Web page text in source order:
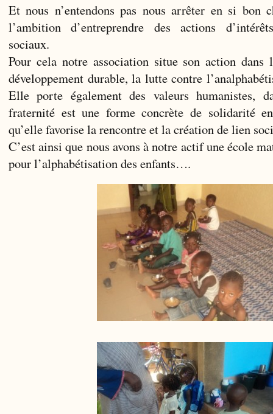
Et nous n’entendons pas nous arrêter en si bon
l’ambition d’entreprendre des actions
sociaux.
Pour cela notre association situe son action dans
développement durable, la lutte contre
Elle porte également des valeurs humanistes,
fraternité est une forme concrète de solidarité
qu’elle favorise la rencontre et la création de lien
C’est ainsi que nous avons à notre actif une école
pour l’alphabétisation des enfants….